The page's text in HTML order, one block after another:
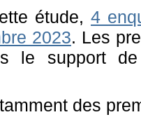
étude, 4
2023. Les
le support
des